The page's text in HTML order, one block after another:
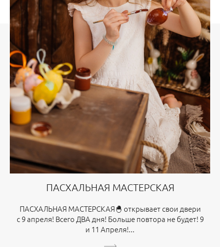
ПАСХАЛЬНАЯ МАСТЕРСКАЯ
ПАСХАЛЬНАЯ МАСТЕРСКАЯ🐣 открывает свои двери
с 9 апреля! Всего ДВА дня! Больше повтора не будет! 9
и 11 Апреля!...